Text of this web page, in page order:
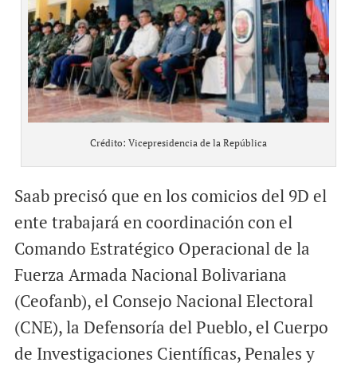
Crédito: Vicepresidencia de la República
Saab precisó que en los comicios del 9D el
ente trabajará en coordinación con el
Comando Estratégico Operacional de la
Fuerza Armada Nacional Bolivariana
(Ceofanb), el Consejo Nacional Electoral
(CNE), la Defensoría del Pueblo, el Cuerpo
de Investigaciones Científicas, Penales y